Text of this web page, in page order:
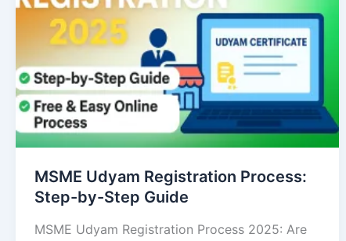
MSME Udyam Registration Process:
Step-by-Step Guide
MSME Udyam Registration Process 2025: Are